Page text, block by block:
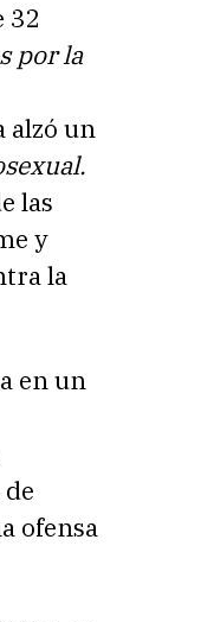
32
por la
alzó un
las
y
la
en un
ofensa